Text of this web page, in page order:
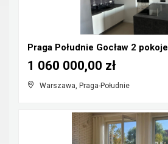
Praga Południe Gocław 2 pokoje
Warszawa, Praga-Południe
1 060 000,00 zł